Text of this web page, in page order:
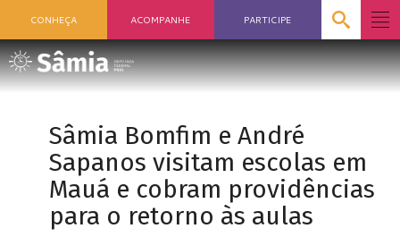
CONHEÇA ACOMPANHE PARTICIPE
Sâmia Bomfim e André
Sapanos visitam escolas em
Mauá e cobram providências
para o retorno às aulas